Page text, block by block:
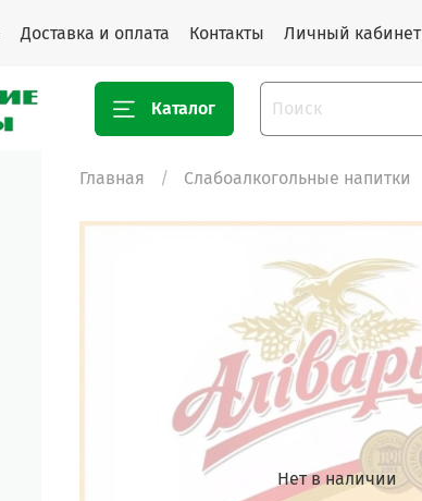
Доставка и оплата Контакты Личный кабинет
Каталог
Главная Слабоалкогольные напитки
Нет в наличии